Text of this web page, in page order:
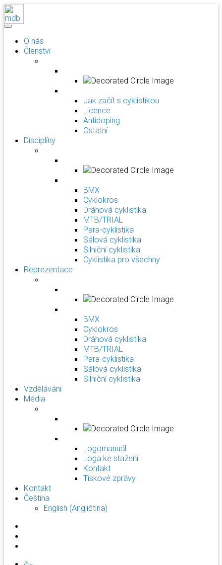
O nás
Členství
Jak začít s cyklistikou
Licence
Antidoping
Ostatní
Disciplíny
BMX
Cyklokros
Dráhová cyklistika
MTB/TRIAL
Para-cyklistika
Sálová cyklistika
Silniční cyklistika
Cyklistika pro všechny
Reprezentace
BMX
Cyklokros
Dráhová cyklistika
MTB/TRIAL
Para-cyklistika
Sálová cyklistika
Silniční cyklistika
Vzdělávání
Média
Logomanuál
Loga ke stažení
Kontakt
Tiskové zprávy
Kontakt
Čeština
English (Angličtina)